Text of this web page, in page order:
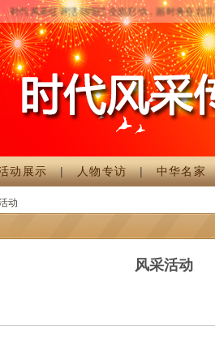
时代风采征评活动现已全面启动，届时将在北
动展示|人物专访|中华名家
动
风采活动